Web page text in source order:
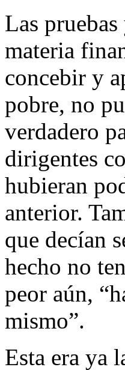
Las
materia
concebir y
pobre, no
verdadero
dirigentes
hubieran
anterior.
que decían
hecho no
peor aún,
mismo”.
Esta era ya